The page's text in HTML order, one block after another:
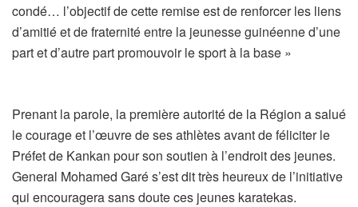
condé… l’objectif de cette remise est de renforcer les liens
d’amitié et de fraternité entre la jeunesse guinéenne d’une
part et d’autre part promouvoir le sport à la base »
Prenant la parole, la première autorité de la Région a salué
le courage et l’œuvre de ses athlètes avant de féliciter le
Préfet de Kankan pour son soutien à l’endroit des jeunes.
General Mohamed Garé s’est dit très heureux de l’initiative
qui encouragera sans doute ces jeunes karatekas.